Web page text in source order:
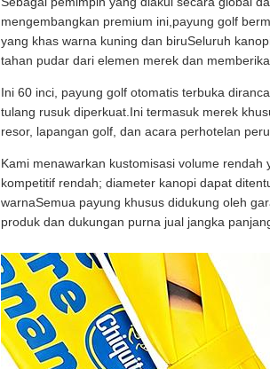
mengembangkan premium ini,payung golf
yang khas warna kuning dan biruSeluruh
tahan pudar dari elemen merek dan
Ini 60 inci, payung golf otomatis terbuka
tulang rusuk diperkuat.Ini termasuk merek
resor, lapangan golf, dan acara perhotelan
Kami menawarkan kustomisasi volume
kompetitif rendah; diameter kanopi dapat
warnaSemua payung khusus didukung oleh
produk dan dukungan purna jual jangka